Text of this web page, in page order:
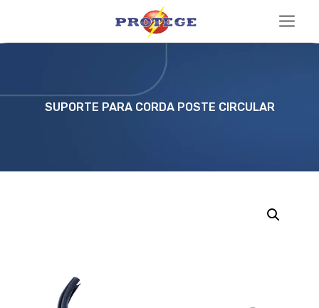
SUPORTE PARA CORDA POSTE CIRCULAR